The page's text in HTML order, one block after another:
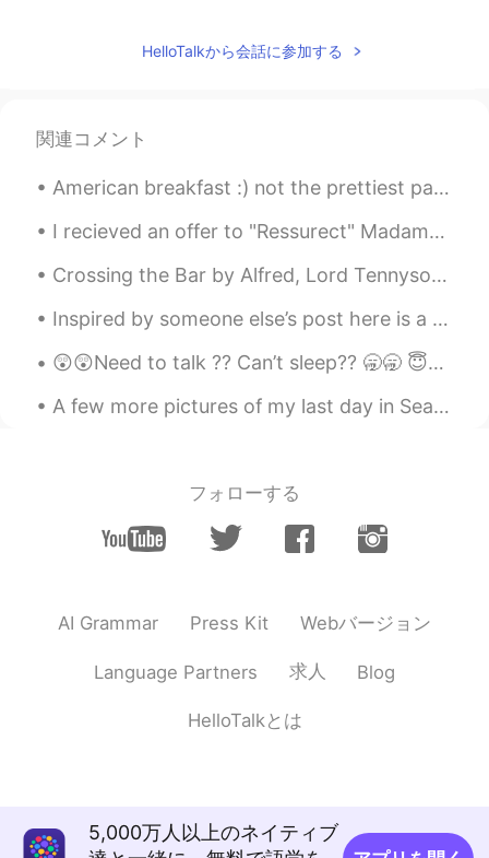
コップやペットボトルを切って花瓶にする
2020.01.13 03:17
JP EN
わかります！ 結果的にバケツに飾ることに
なります😂
HelloTalkから会話に参加する
関連コメント
American breakfast :) not the prettiest pancake 😂 but very yummy. Pancakes, bacon, cheese hash br...
I recieved an offer to "Ressurect" MadameKross for an upcoming show in september. It's been two a...
Crossing the Bar by Alfred, Lord Tennyson. SUNSET and evening star, And one clear call for me!...
Inspired by someone else’s post here is a collection of unusual plants in nature. I’ve included ...
😲😲Need to talk ?? Can’t sleep?? 🥱🥱 😇😇You can join my group of friends and have a group chat 😇😇
A few more pictures of my last day in Seattle~ Was a great time meeting one of my favorite peop...
フォローする
AI Grammar Press Kit Webバージョン
Language Partners 求人 Blog
HelloTalkとは
5,000万人以上のネイティブ